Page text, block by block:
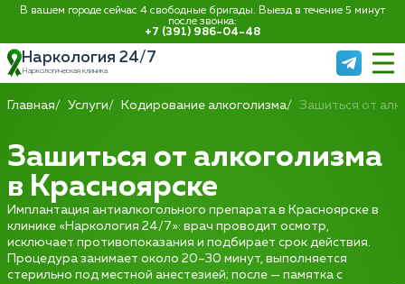
В вашем городе сейчас 4 свободные бригады. Выезд в течение 5 минут
после звонка:
+7 (391) 986-04-48
Наркология 24/7
Наркологическая клиника
Главная Услуги Кодирование алкоголизма Зашиться от
Зашиться от алкоголизма
в Красноярске
Имплантация антиалкогольного препарата в Красноярске в
клинике «Наркология 24/7»: врач проводит осмотр,
исключает противопоказания и подбирает срок действия.
Процедура занимает около 20–30 минут, выполняется
стерильно под местной анестезией; после — памятка с